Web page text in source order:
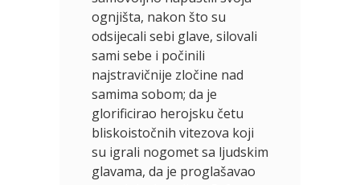
ognjišta, nakon što su
odsijecali sebi glave, silovali
sami sebe i počinili
najstravičnije zločine nad
samima sobom; da je
glorificirao herojsku četu
bliskoistočnih vitezova koji
su igrali nogomet sa ljudskim
glavama, da je proglašavao